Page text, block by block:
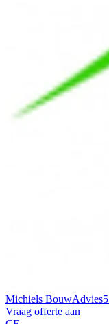
Michiels BouwAdvies
Vraag offerte aan